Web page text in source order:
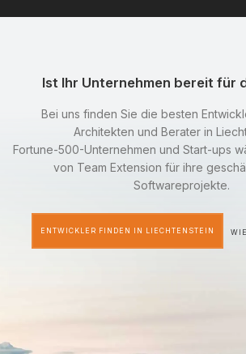
Ist Ihr Unternehmen bereit für
Bei uns finden Sie die besten
Architekten und Berater in
Fortune-500-Unternehmen und Start-ups
von Team Extension für ihre
Softwareprojekte.
ENTWICKLER FINDEN IN LIECHTENSTEIN